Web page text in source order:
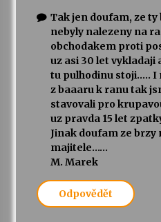
Petr Adamec –
30. 6. 2026
Tak jen doufam, ze ty
nebyly nalezeny na
obchodakem proti
uz asi 30 let vykladaji
tu pulhodinu stoji….. I
z baaaru k ranu tak
stavovali pro
uz pravda 15 let
Jinak doufam ze brzy
majitele……
M. Marek
Odpovědět